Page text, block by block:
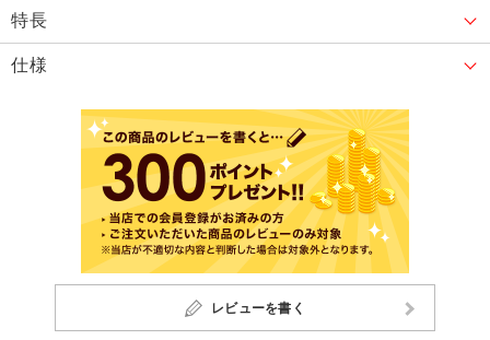
特長
仕様
レビューを書く